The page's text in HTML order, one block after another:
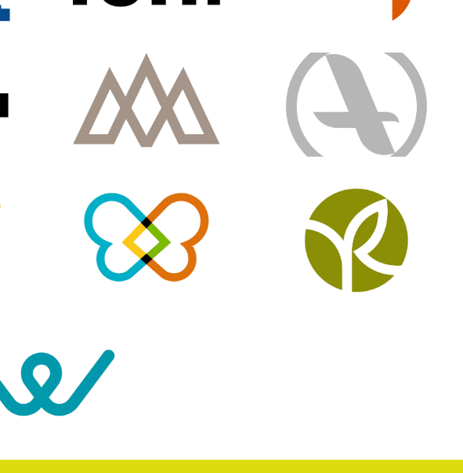
IDENTITÉ VISUELLE
IDENTITÉ VISUELLE
ARCHITECTURE DE MARQUE
IDENTITÉ VISUELLE
ARCHITECTURE DE MARQUE
IDENTITÉ VISUELLE
IDENTITÉ VISUELLE